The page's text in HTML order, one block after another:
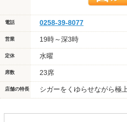
電話 0258-39-8077
営業 19時～深3時
定休 水曜
席数 23席
店舗の特長 シガーをくゆらせながら極